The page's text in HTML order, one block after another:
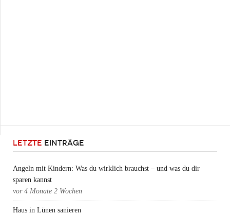
LETZTE EINTRÄGE
Angeln mit Kindern: Was du wirklich brauchst – und was du dir
sparen kannst
vor 4 Monate 2 Wochen
Haus in Lünen sanieren